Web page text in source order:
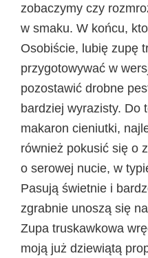
zobaczymy czy
w smaku. W końcu,
Osobiście, lubię zupę
przygotowywać w
pozostawić drobne
bardziej wyrazisty. Do
makaron cieniutki,
również pokusić się o
o serowej nucie, w
Pasują świetnie i
zgrabnie unoszą się
Zupa truskawkowa
moją już dziewiątą